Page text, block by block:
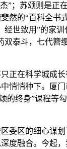
”；苏颂则是正
然的“百科全书
经世致用”的家
双泰斗，七代簪
在科学城成长
悄悄种下。厦
的终身”课程等
区的细心谋划
度融合。今起